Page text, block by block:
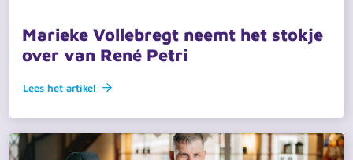
Marieke Vollebregt neemt het stokje
over van René Petri
Lees het artikel